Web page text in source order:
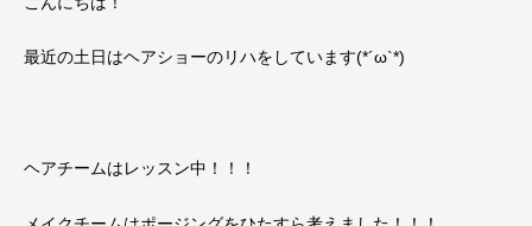
最近の土日はヘアショーのリハをしています(*´ω`*)
ヘアチームはレッスン中！！！